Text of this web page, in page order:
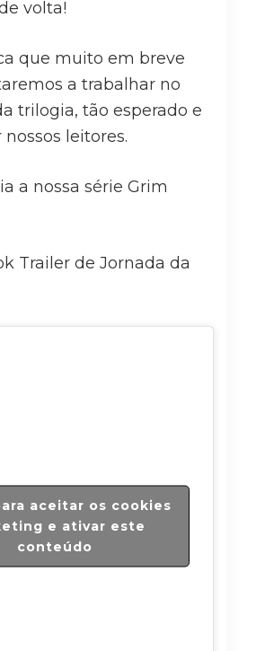
volta!
que muito em breve
a trabalhar no
trilogia, tão esperado e
leitores.
a nossa série Grim
Trailer de Jornada da
aceitar os cookies
e ativar este
conteúdo